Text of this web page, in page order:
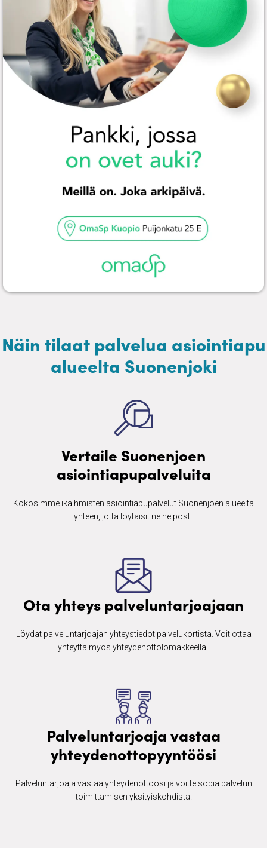
Näin tilaat palvelua asiointiapu
alueelta Suonenjoki
Vertaile Suonenjoen
asiointiapupalveluita
Kokosimme ikäihmisten ​asiointiapupalvelut Suonenjoen alueelta
yhteen, jotta löytäisit ne helposti.
Ota yhteys palveluntarjoajaan
Löydät palveluntarjoajan yhteystiedot palvelukortista. Voit ottaa
yhteyttä myös yhteydenottolomakkeella. ​
Palveluntarjoaja vastaa
yhteydenottopyyntöösi
Palveluntarjoaja vastaa yhteydenottoosi ja voitte sopia palvelun
toimittamisen yksityiskohdista.